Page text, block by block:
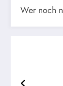
Wer noch